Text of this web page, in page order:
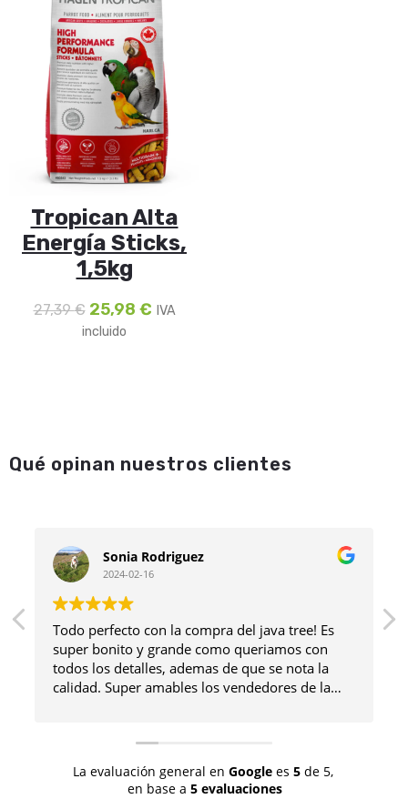
Tropican Alta
Energía Sticks,
1,5kg
27,39€ 25,98 € IVA
incluido
Qué opinan nuestros clientes
Sonia Rodriguez
2024-02-16
Todo perfecto con la compra del java tree! Es
super bonito y grande como queriamos con
todos los detalles, ademas de que se nota la
calidad. Super amables los vendedores de la
en todo momento hemos estado en contacto
por correo para aclarar dudas y demás… A
parte cogimos unos accesorios para nuestro
La evaluación general en Google es 5 de 5,
en base a 5 evaluaciones